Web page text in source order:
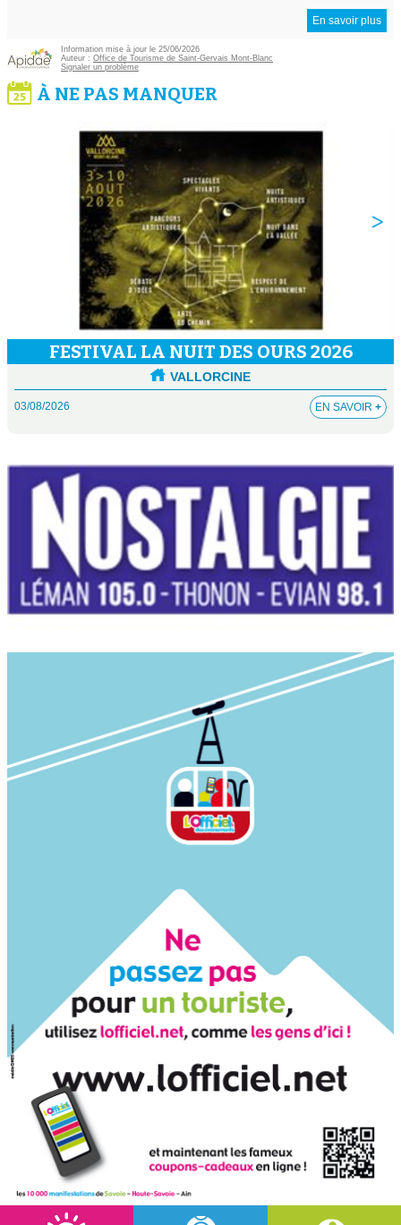
En savoir plus
Information mise à jour le 25/06/2026
Auteur : Office de Tourisme de Saint-Gervais Mont-Blanc
Signaler un problème
À NE PAS MANQUER
FESTIVAL LA NUIT DES OURS 2026
VALLORCINE
03/08/2026 EN SAVOIR +